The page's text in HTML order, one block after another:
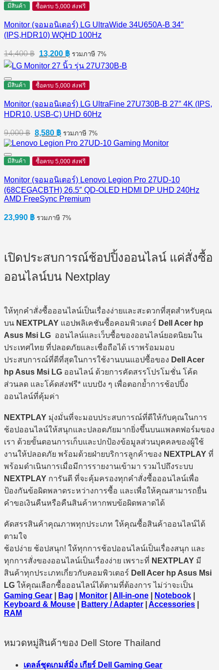
5,590 ฿.5,400 ฿.
มีสินค้า ซื้อครบ 5,000 ส่งฟรี
Monitor (จอมอนิเตอร์) LG UltraWide 34U650A-B 34″
(IPS,HDR10) WQHD 100Hz
14,400฿ Original
price
was:
14,400 ฿.
13,200 ฿Current
price
is:
13,200 ฿.
รวมภาษี 7%
มีสินค้า ซื้อครบ 5,000 ส่งฟรี
Monitor (จอมอนิเตอร์) LG UltraFine 27U730B-B 27″ 4K (IPS,
HDR10, USB-C) UHD 60Hz
9,000฿ Original
price
was:
9,000 ฿.
8,580 ฿Current
price
is:
8,580 ฿.
รวมภาษี 7%
มีสินค้า ซื้อครบ 5,000 ส่งฟรี
Monitor (จอมอนิเตอร์) Lenovo Legion Pro 27UD-10
(68CEGACBTH) 26.5″ QD-OLED HDMI DP UHD 240Hz
AMD FreeSync Premium
23,990 ฿ รวมภาษี 7%
เปิดประสบการณ์ช้อปปิ้งออนไลน์ แค่สั่งซื้อ
ออนไลน์บน Nextplay
ให้ทุกคำสั่งซื้อออนไลน์เป็นเรื่องง่ายและสะดวกที่สุดสำหรับคุณ
บน NEXTPLAY แอปพลิเคชันซื้อคอมพิวเตอร์ Dell Acer hp
Asus Msi LG ออนไลน์และเว็บซื้อของออนไลน์ยอดนิยมใน
ประเทศไทย ที่ปลอดภัยและเชื่อถือได้ เราพร้อมมอบ
ประสบการณ์ที่ดีที่สุดในการใช้งานบนแอปซื้อของ Dell Acer
hp Asus Msi LG ออนไลน์ ด้วยการคัดสรรโปรโมชั่น โค้ด
ส่วนลด และโค้ดส่งฟรี* แบบปัง ๆ เพื่อตอกย้ำการช้อปปิ้ง
ออนไลน์ที่คุ้มค่า
NEXTPLAY มุ่งมั่นที่จะมอบประสบการณ์ที่ดีให้กับคุณในการ
ช้อปออนไลน์ให้สนุกและปลอดภัยมากยิ่งขึ้นบนแพลตฟอร์มของ
เรา ด้วยขั้นตอนการเก็บและปกป้องข้อมูลส่วนบุคคลของผู้ใช้
งานให้ปลอดภัย พร้อมด้วยฝ่ายบริการลูกค้าของ NEXTPLAY ที่
พร้อมดำเนินการเมื่อมีการรายงานเข้ามา รวมไปถึงระบบ
NEXTPLAY การันตี ที่จะคุ้มครองทุกคำสั่งซื้อออนไลน์เพื่อ
ป้องกันข้อผิดพลาดระหว่างการซื้อ และเพื่อให้คุณสามารถยื่น
คำขอเงินคืนหรือคืนสินค้าหากพบข้อผิดพลาดได้
คัดสรรสินค้าคุณภาพทุกประเภท ให้คุณซื้อสินค้าออนไลน์ได้
ตามใจ
ช้อปง่าย ช้อปสนุก! ให้ทุกการช้อปออนไลน์เป็นเรื่องสนุก และ
ทุกการสั่งของออนไลน์เป็นเรื่องง่าย เพราะที่ NEXTPLAY มี
สินค้าทุกประเภทเกี่ยวกับคอมพิวเตอร์ Dell Acer hp Asus Msi
LG ให้คุณเลือกซื้อออนไลน์ได้ตามที่ต้องการ ไม่ว่าจะเป็น
Gaming Gear
Bag Monitor All-in-one Notebook
Keyboard & Mouse
Battery / Adapter Accessories
RAM
หมวดหมู่สินค้าของ Dell Store Thailand
เดลล์ชุดเกมส์มิ่ง เกียร์ Dell Gaming Gear